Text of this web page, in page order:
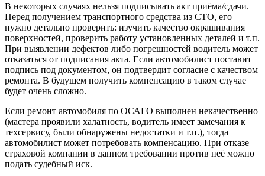
В некоторых случаях нельзя подписывать акт приёма/сдачи.
Перед получением транспортного средства из СТО, его
нужно детально проверить: изучить качество окрашивания
поверхностей, проверить работу установленных деталей и т.п.
При выявлении дефектов либо погрешностей водитель может
отказаться от подписания акта. Если автомобилист поставит
подпись под документом, он подтвердит согласие с качеством
ремонта. В будущем получить компенсацию в таком случае
будет очень сложно.
Если ремонт автомобиля по ОСАГО выполнен некачественно
(мастера проявили халатность, водитель имеет замечания к
техсервису, были обнаружены недостатки и т.п.), тогда
автомобилист может потребовать компенсацию. При отказе
страховой компании в данном требовании против неё можно
подать судебный иск.